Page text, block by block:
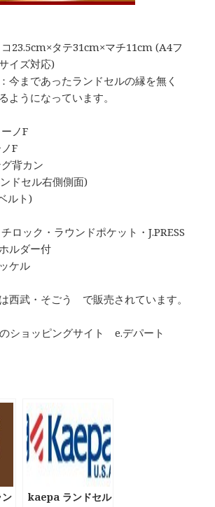
23.5cm×タテ31cm×マチ11cm (A4フ
イズ対応)
今まであったランドセルの縁を無く
ようになっています。
ノF
F
背カン
ドセル右側側面)
ルト)
ロック・ラウンドポケット・J.PRESS
ルダー付
ケル
西武・そごう で販売されています。
kaepa ランドセル